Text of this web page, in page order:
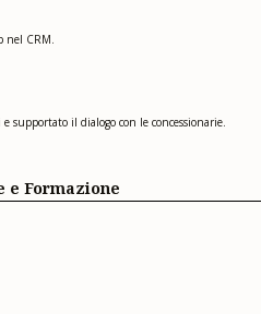
nel CRM.
il dialogo con le concessionarie.
e Formazione